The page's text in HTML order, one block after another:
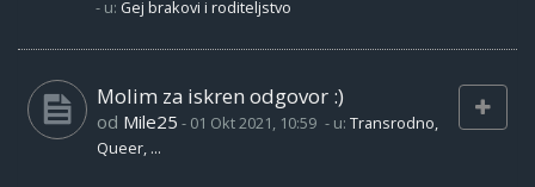
- u: Gej brakovi i roditeljstvo
Molim za iskren odgovor :)
od Mile25 - 01 Okt 2021, 10:59 - u: Transrodno,
Queer, ...